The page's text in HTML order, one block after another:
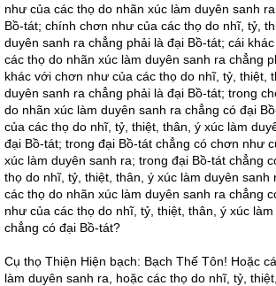
như của các thọ do nhãn xúc làm duyên sanh
Bồ-tát; chính chơn như của các thọ do nhĩ, tỷ,
duyên sanh ra chẳng phải là đại Bồ-tát; cái
các thọ do nhãn xúc làm duyên sanh ra chẳng
khác với chơn như của các thọ do nhĩ, tỷ, thiệt,
duyên sanh ra chẳng phải là đại Bồ-tát; trong
do nhãn xúc làm duyên sanh ra chẳng có đại
của các thọ do nhĩ, tỷ, thiệt, thân, ý xúc làm
đại Bồ-tát; trong đại Bồ-tát chẳng có chơn như
xúc làm duyên sanh ra; trong đại Bồ-tát chẳng
thọ do nhĩ, tỷ, thiệt, thân, ý xúc làm duyên sanh
các thọ do nhãn xúc làm duyên sanh ra chẳng
như của các thọ do nhĩ, tỷ, thiệt, thân, ý xúc
chẳng có đại Bồ-tát?
Cụ thọ Thiện Hiện bạch: Bạch Thế Tôn! Hoặc
làm duyên sanh ra, hoặc các thọ do nhĩ, tỷ,